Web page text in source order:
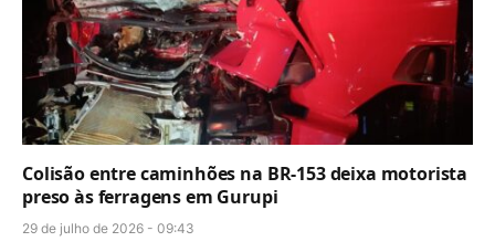
Colisão entre caminhões na BR-153 deixa motorista
preso às ferragens em Gurupi
29 de julho de 2026 - 09:43